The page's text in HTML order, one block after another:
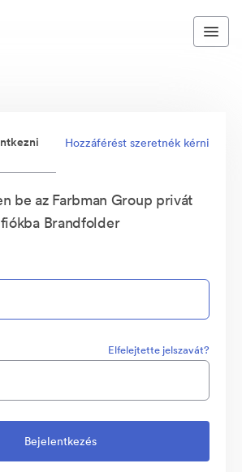
Hozzáférést szeretnék kérni
be az Farbman Group privát
fiókba Brandfolder
Elfelejtette jelszavát?